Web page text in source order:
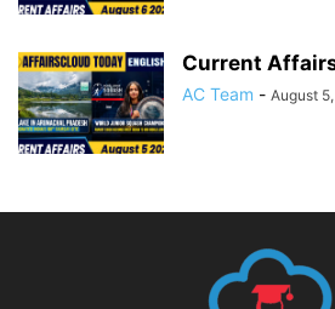
Current
AC Team - August